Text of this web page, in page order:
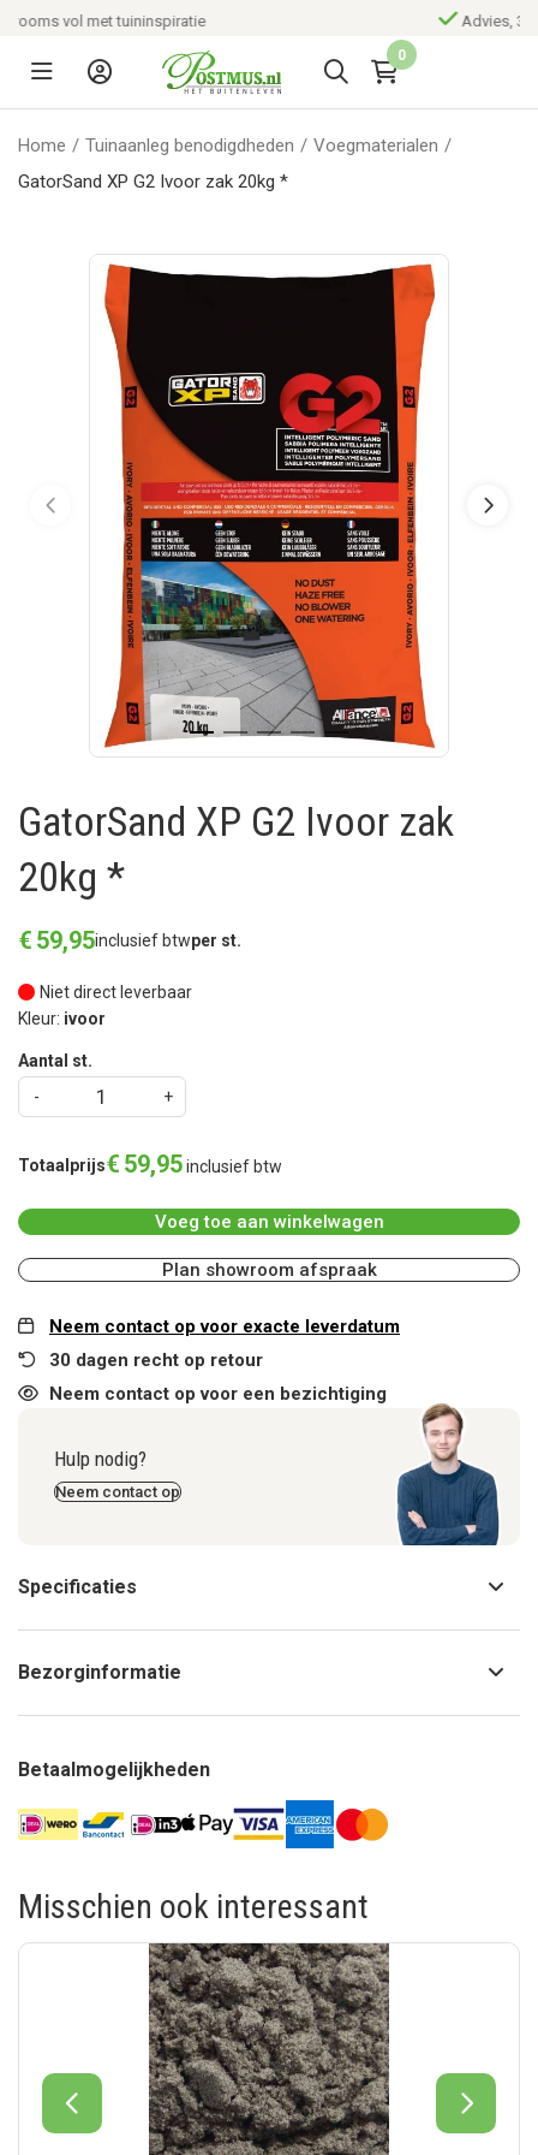
Advies, 3D tuinontwerp en aanleg
0
Home / Tuinaanleg benodigdheden / Voegmaterialen /
GatorSand XP G2 Ivoor zak 20kg *
GatorSand XP G2 Ivoor zak
20kg *
€ 59,95inclusief btwper st.
Niet direct leverbaar
Kleur: ivoor
Aantal st.
Totaalprijs€ 59,95inclusief btw
Voeg toe aan winkelwagen
Plan showroom afspraak
Neem contact op voor exacte leverdatum
30 dagen recht op retour
Neem contact op voor een bezichtiging
Hulp nodig?
Neem contact op
Specificaties
Bezorginformatie
Betaalmogelijkheden
Misschien ook interessant